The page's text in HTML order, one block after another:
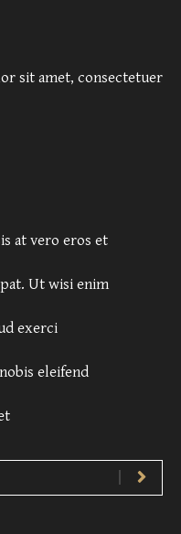
sit amet, consectetuer
at vero eros et
Ut wisi enim
exerci
eleifend